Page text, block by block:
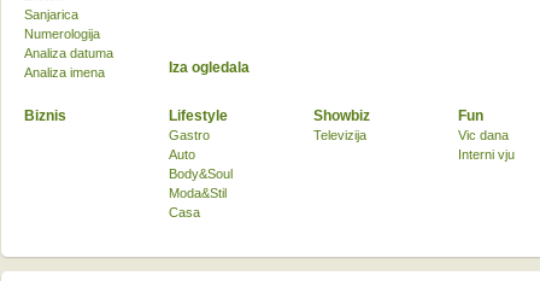
Biznis Lifestyle
Gastro
Auto
Body&Soul
Moda&Stil
Casa
Showbiz
Televizija
Fun
Vic dana
Interni vju
Sanjarica
Numerologija
Analiza datuma
Analiza imena
Iza ogledala